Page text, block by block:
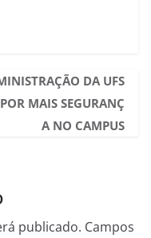
DA UFS
MAIS SEGURANÇ
A NO CAMPUS
publicado. Campos